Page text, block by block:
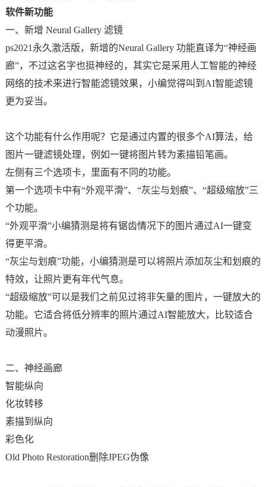
软件新功能
一、新增 Neural Gallery 滤镜
ps2021永久激活版，新增的Neural Gallery 功能直译为“神经画
廊”，不过这名字也挺神经的，其实它是采用人工智能的神经
网络的技术来进行智能滤镜效果，小编觉得叫到AI智能滤镜
更为妥当。
这个功能有什么作用呢？它是通过内置的很多个AI算法，给
图片一键滤镜处理，例如一键将图片转为素描铅笔画。
左侧有三个选项卡，里面有不同的功能。
第一个选项卡中有“外观平滑”、“灰尘与划痕”、“超级缩放”三
个功能。
“外观平滑”小编猜测是将有锯齿情况下的图片通过AI一键变
得更平滑。
“灰尘与划痕”功能，小编猜测是可以将照片添加灰尘和划痕的
特效，让照片更有年代气息。
“超级缩放”可以是我们之前见过将非矢量的图片，一键放大的
功能。它适合将低分辨率的照片通过AI智能放大，比较适合
动漫照片。
二、神经画廊
智能纵向
化妆转移
素描到纵向
彩色化
Old Photo Restoration删除JPEG伪像